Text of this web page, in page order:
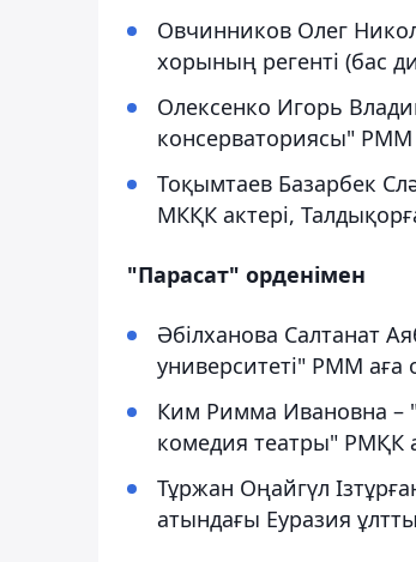
Овчинников Олег
хорының регенті (бас
Олексенко Игорь
консерваториясы" РММ
Тоқымтаев Базарбек
МКҚК актері,
"Парасат" орденімен
Әбілханова Салтанат
университеті" РММ
Ким Римма Ивановна –
комедия театры" РМҚК
Тұржан Оңайгүл
атындағы Еуразия